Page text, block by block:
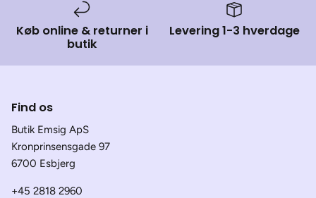
Køb online & returner i
butik
Levering 1-3 hverdage
Find os
Butik Emsig ApS
Kronprinsensgade 97
6700 Esbjerg
+45 2818 2960